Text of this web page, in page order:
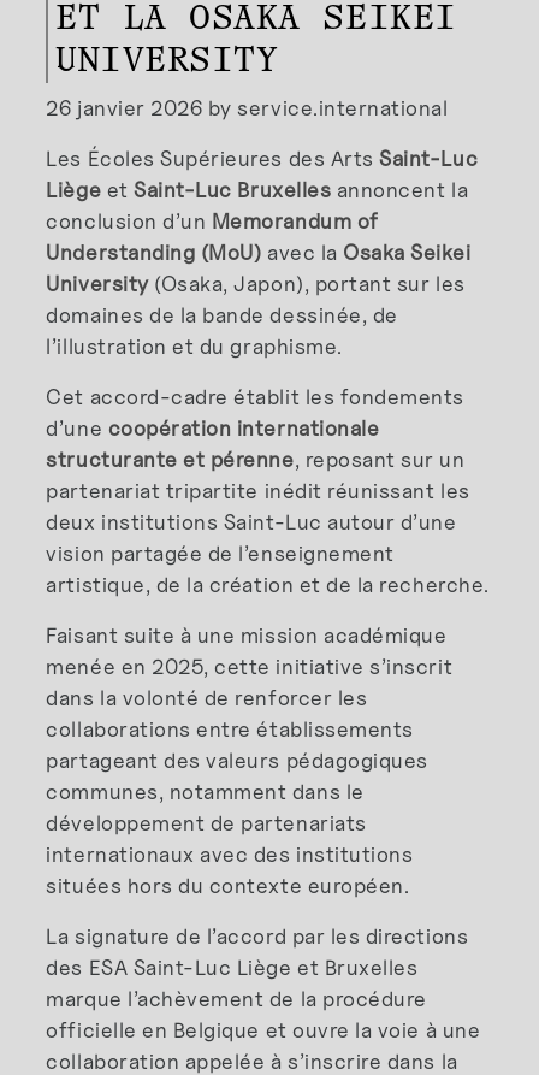
ET LA OSAKA SEIKEI
UNIVERSITY
26 janvier 2026 by service.international
Les Écoles Supérieures des ArtsSaint-Luc
Liège etSaint-Luc Bruxelles annoncent la
conclusion d’un Memorandum of
Understanding (MoU) avec la Osaka Seikei
University(Osaka, Japon), portant sur les
domaines de la bande dessinée, de
l’illustration et du graphisme.
Cet accord-cadre établit les fondements
d’une coopération internationale
structurante et pérenne, reposant sur un
partenariat tripartite inédit réunissant les
deux institutions Saint-Luc autour d’une
vision partagée de l’enseignement
artistique, de la création et de la recherche.
Faisant suite à une mission académique
menée en 2025, cette initiative s’inscrit
dans la volonté de renforcer les
collaborations entre établissements
partageant des valeurs pédagogiques
communes, notamment dans le
développement de partenariats
internationaux avec des institutions
situées hors du contexte européen.
La signature de l’accord par les directions
des ESA Saint-Luc Liège et Bruxelles
marque l’achèvement de la procédure
officielle en Belgique et ouvre la voie à une
collaboration appelée à s’inscrire dans la